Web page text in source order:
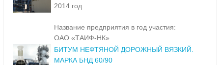
2014 год
Название предприятия в год участия:
ОАО «ТАИФ-НК»
БИТУМ НЕФТЯНОЙ ДОРОЖНЫЙ ВЯЗКИЙ.
МАРКА БНД 60/90